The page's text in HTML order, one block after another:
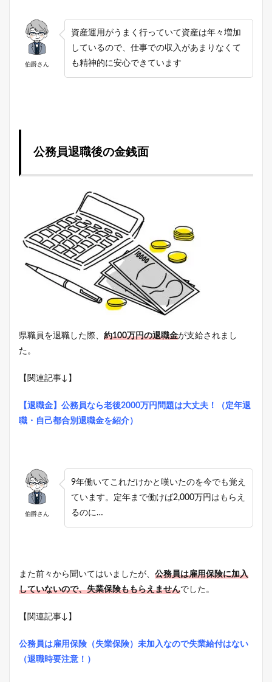
伯爵さん
資産運用がうまく行っていて資産は年々増加
しているので、仕事での収入があまりなくて
も精神的に安心できています
公務員退職後の金銭面
県職員を退職した際、 約100万円の退職金が支給されまし
た。
【関連記事↓】
【退職金】公務員なら老後2000万円問題は大丈夫！（定年退
職・自己都合別退職金を紹介）
伯爵さん
9年働いてこれだけかと嘆いたのを今でも覚え
ています。定年まで働けば2,000万円はもらえ
るのに…
また前々から聞いてはいましたが、 公務員は雇用保険に加入
していないので、失業保険ももらえませんでした。
【関連記事↓】
公務員は雇用保険（失業保険）未加入なので失業給付はない
（退職時要注意！）